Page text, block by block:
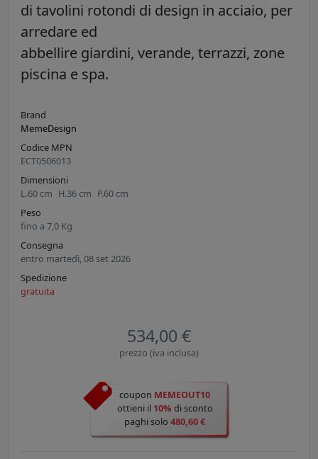
di tavolini rotondi di design in acciaio, per
arredare ed
abbellire giardini, verande, terrazzi, zone
piscina e spa.
Brand
MemeDesign
Codice MPN
ECT0506013
Dimensioni
L.60 cm H.36 cm P.60 cm
Peso
fino a 7,0 Kg
Consegna
entro martedì, 08 set 2026
Spedizione
gratuita
534,00 €
prezzo (iva inclusa)
coupon MEMEOUT10
ottieni il 10% di sconto
paghi solo 480,60 €